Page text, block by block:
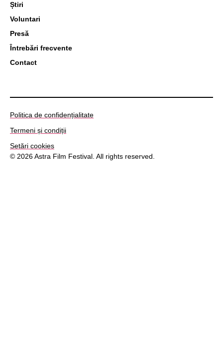
Știri
Voluntari
Presă
Întrebări frecvente
Contact
Politica de confidențialitate
Termeni și condiții
Setări cookies
© 2026 Astra Film Festival. All rights reserved.